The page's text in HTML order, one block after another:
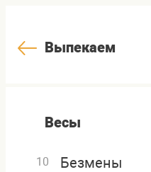
Выпекаем
Весы
10 Безмены